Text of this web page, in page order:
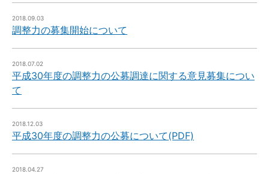
2018.09.03
調整力の募集開始について
2018.07.02
平成30年度の調整力の公募調達に関する意見募集につい
て
2018.12.03
平成30年度の調整力の公募について(PDF)
2018.04.27